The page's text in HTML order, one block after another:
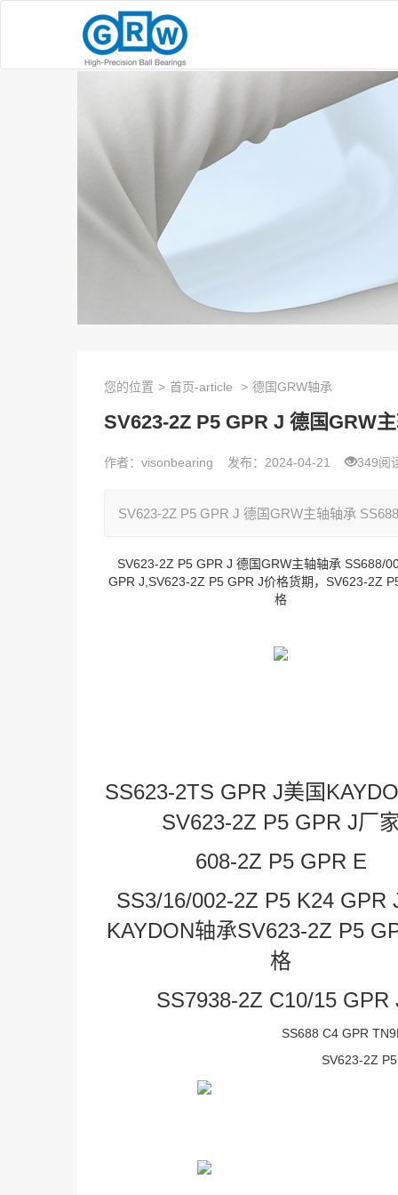
您的位置 > 首页-article > 德国GRW轴承
SV623-2Z P5 GPR J 德国GRW
作者：visonbearing 发布：2024-04-21 349阅
SV623-2Z P5 GPR J 德国GRW主轴轴承
SV623-2Z P5 GPR J 德国GRW主轴轴承 SS688/
GPR J,SV623-2Z P5 GPR J价格货期，SV623-2Z
格
SS623-2TS GPR J美国
SV623-2Z P5 GPR J厂
608-2Z P5 GPR E
SS3/16/002-2Z P5 K24 GPR
KAYDON轴承SV623-2Z P5
格
SS7938-2Z C10/15 GPR
SS688 C4 GPR
SV623-2Z